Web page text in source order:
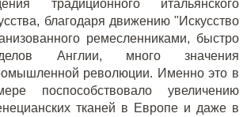
традиционного итальянского
благодаря движению "Искусство
ремесленниками, быстро
Англии, много значения
революции. Именно это в
поспособствовало увеличению
тканей в Европе и даже в